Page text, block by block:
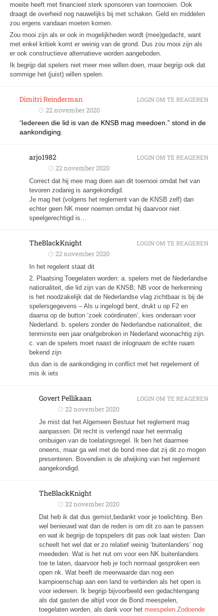
moeite heeft met financieel sterk sponsoren van toernooien. Ook
draagt de overheid nog nauwelijks bij met schaken. Geld en middelen
zou ergens vandaan moeten komen.
Zou mooi zijn als er ook in mogelijkheden wordt (mee)gedacht, want
met enkel kritiek komt er weinig van de grond. Dus zou mooi zijn als
er ook constructieve alternatieve worden aangeboden.
Ik begrijp dat spelers niet meer mee willen doen, maar begrijp ook dat
sommige het (juist) willen spelen.
Dimitri Reinderman
22 november 2020
“Iedereen die lid is van de KNSB mag meedoen.” stond in de
aankondiging.
LOGIN OM TE REAGEREN
arjo1982
22 november 2020
Correct dat hij mee mag doen aan dit toernooi omdat het van
tevoren zodanig is aangekondigd.
Je mag het (volgens het reglement van de KNSB zelf) dan
echter geen NK meer noemen omdat hij daarvoor niet
speelgerechtigd is…
LOGIN OM TE REAGEREN
TheBlackKnight
22 november 2020
In het regelent staat dit
2. Plaatsing Toegelaten worden: a. spelers met de Nederlandse
nationaliteit, die lid zijn van de KNSB; NB voor de herkenning
is het noodzakelijk dat de Nederlandse vlag zichtbaar is bij de
spelersgegevens – Als u ingelogd bent, drukt u op F2 en
daarna op de button ‘zoek coördinaten’, kies onderaan voor
Nederland. b. spelers zonder de Nederlandse nationaliteit, die
tenminste een jaar onafgebroken in Nederland woonachtig zijn.
c. van de spelers moet naast de inlognaam de echte naam
bekend zijn
dus dan is de aankondiging in conflict met het regelement of
mis ik iets
LOGIN OM TE REAGEREN
Govert Pellikaan
22 november 2020
Je mist dat het Algemeen Bestuur het reglement mag
aanpassen. Dit recht is verlengd naar het eenmalig
ombuigen van de toelatingsregel. Ik ben het daarmee
oneens, maar ga wel met de bond mee dat zij dit zo mogen
presenteren. Bovendien is de afwijking van het reglement
aangekondigd.
LOGIN OM TE REAGEREN
TheBlackKnight
22 november 2020
Dat heb ik dat dus gemist,bedankt voor je toelichting. Ben
wel benieuwd wat dan de reden is om dit zo aan te passen
en wat ik begrijp de topspelers dit pas ook laat wisten. Dan
scheelt het wel dat er zo relatief weinig ‘buitenlanders’ nog
meededen. Wat is het nut om voor een NK buitenlanders
toe te laten, daarvoor heb je toch normaal gesproken een
open nk. Wat heeft de meerwaarde dan nog een
kampioenschap aan een land te verbinden als het open is
voor iedereen. Ik begrijp bijvoorbeeld een gedachtengang
als dat gasten die altijd voor de Bond meespelen,
toegelaten worden, als dank voor het meespelen.Zodoende